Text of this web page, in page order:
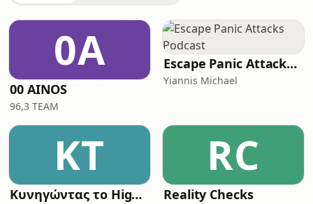
0A
00 AINOS
96,3 TEAM
Escape Panic Attacks Podcast
Yiannis Michael
ΚΤ
Κυνηγώντας το High Score
RC
Reality Checks